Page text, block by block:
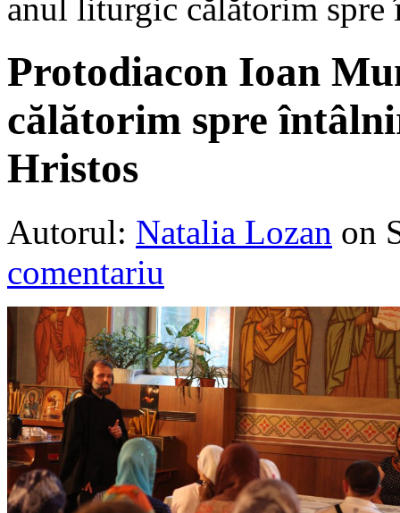
anul liturgic călătorim
Protodiacon Ioan
călătorim spre
Hristos
Autorul: Natalia Lozan on
comentariu